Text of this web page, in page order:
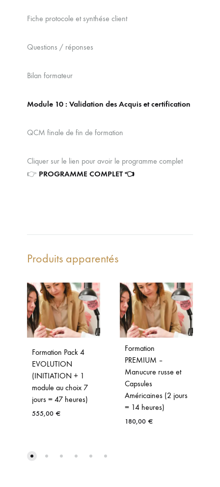
Fiche protocole et synthése client
Questions / réponses
Bilan formateur
Module 10 : Validation des Acquis et certification
QCM finale de fin de formation
Cliquer sur le lien pour avoir le programme complet
👉 PROGRAMME COMPLET 👈
Produits apparentés
Formation Pack 4
EVOLUTION
(INITIATION + 1
module au choix 7
jours = 47 heures)
555,00 €
Formation
PREMIUM –
Manucure russe et
Capsules
Américaines (2 jours
= 14 heures)
180,00 €